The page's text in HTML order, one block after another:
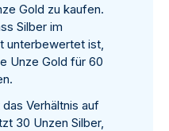
Gold zu kaufen.
Silber im
unterbewertet ist,
Unze Gold für 60
Verhältnis auf
30 Unzen Silber,